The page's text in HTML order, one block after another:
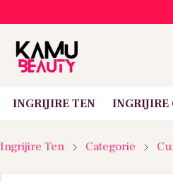
INGRIJIRE TEN INGRIJIRE
Ingrijire Ten Categorie